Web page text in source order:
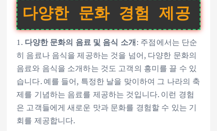
다양한 문화 경험 제공
1. 다양한 문화의 음료 및 음식 소개: 주점에서는 단순
히 음료나 음식을 제공하는 것을 넘어, 다양한 문화의
음료와 음식을 소개하는 것도 고객의 흥미를 끌 수 있
습니다. 예를 들어, 특정한 날을 맞이하여 그 나라의 축
제를 기념하는 음료를 제공하는 것입니다. 이런 경험
은 고객들에게 새로운 맛과 문화를 경험할 수 있는 기
회를 제공합니다.